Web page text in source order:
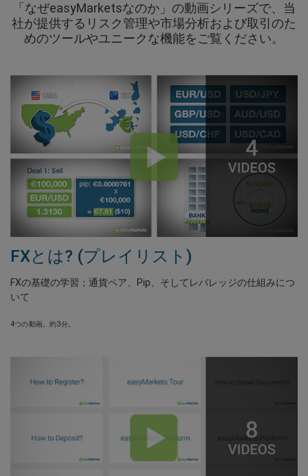
「なぜeasyMarketsなのか」の動画シリーズで、当
社が提供するリスク管理や市場分析および取引のた
めのツールやユニークな機能をご覧ください。
FXとは? (プレイリスト)
FXの基礎の学習；通貨ペア、Pip、そしてレバレッジの仕組みにつ
いて
4つの動画。約3分。